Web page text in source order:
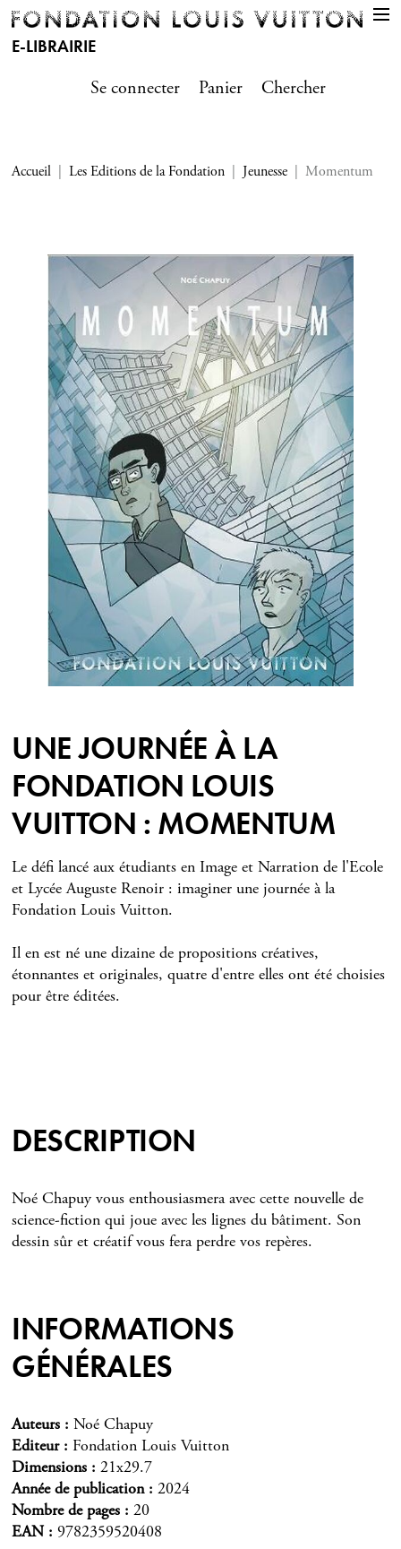
E-LIBRAIRIE
Se connecter
Panier Chercher
Accueil Les Editions de la Fondation Jeunesse Momentum
UNE JOURNÉE À LA
FONDATION LOUIS
VUITTON : MOMENTUM
Le défi lancé aux étudiants en Image et Narration de l'Ecole
et Lycée Auguste Renoir : imaginer une journée à la
Fondation Louis Vuitton.
Il en est né une dizaine de propositions créatives,
étonnantes et originales, quatre d'entre elles ont été choisies
pour être éditées.
DESCRIPTION
Noé Chapuy vous enthousiasmera avec cette nouvelle de
science-fiction qui joue avec les lignes du bâtiment. Son
dessin sûr et créatif vous fera perdre vos repères.
INFORMATIONS
GÉNÉRALES
Auteurs
Noé Chapuy
Editeur
Fondation Louis Vuitton
Dimensions
21x29.7
Année de publication
2024
Nombre de pages
20
EAN
9782359520408